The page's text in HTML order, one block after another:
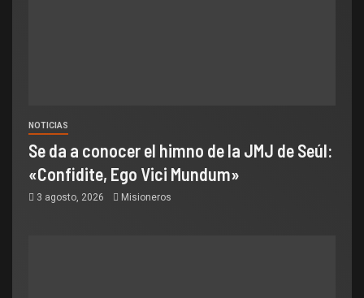
NOTICIAS
Se da a conocer el himno de la JMJ de Seúl:
«Confidite, Ego Vici Mundum»
3 agosto, 2026 Misioneros